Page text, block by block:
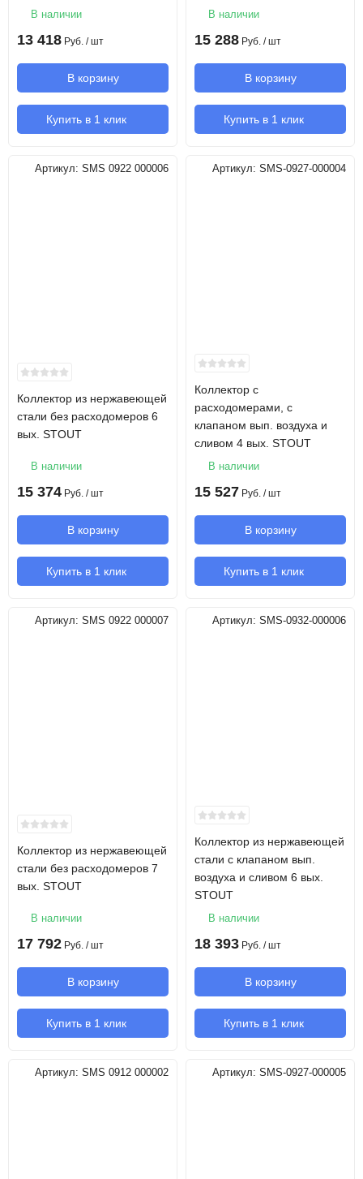
В наличии
13 418 Руб. / шт
В корзину
Купить в 1 клик
В наличии
15 288 Руб. / шт
В корзину
Купить в 1 клик
Артикул: SMS 0922 000006
Коллектор из нержавеющей
стали без расходомеров 6
вых. STOUT
В наличии
15 374 Руб. / шт
В корзину
Купить в 1 клик
Артикул: SMS-0927-000004
Коллектор с
расходомерами, с
клапаном вып. воздуха и
сливом 4 вых. STOUT
В наличии
15 527 Руб. / шт
В корзину
Купить в 1 клик
Артикул: SMS 0922 000007
Коллектор из нержавеющей
стали без расходомеров 7
вых. STOUT
В наличии
17 792 Руб. / шт
В корзину
Купить в 1 клик
Артикул: SMS-0932-000006
Коллектор из нержавеющей
стали с клапаном вып.
воздуха и сливом 6 вых.
STOUT
В наличии
18 393 Руб. / шт
В корзину
Купить в 1 клик
Артикул: SMS 0912 000002 Артикул: SMS-0927-000005